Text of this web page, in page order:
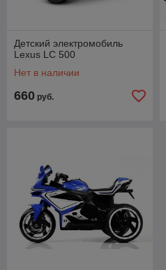
Детский электромобиль
Lexus LC 500
Нет в наличии
660 руб.